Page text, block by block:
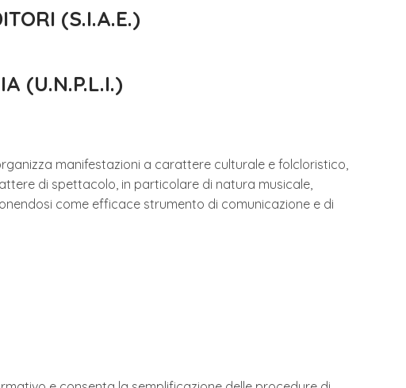
(S.I.A.E.)
(U.N.P.L.I.)
manifestazioni a carattere culturale e folcloristico,
di spettacolo, in particolare di natura musicale,
come efficace strumento di comunicazione e di